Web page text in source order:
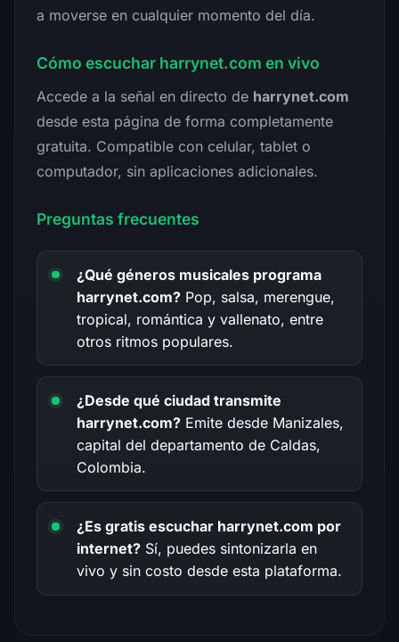
a moverse en cualquier momento del día.
Cómo escuchar harrynet.com en vivo
Accede a la señal en directo de harrynet.com
desde esta página de forma completamente
gratuita. Compatible con celular, tablet o
computador, sin aplicaciones adicionales.
Preguntas frecuentes
¿Qué géneros musicales programa
harrynet.com? Pop, salsa, merengue,
tropical, romántica y vallenato, entre
otros ritmos populares.
¿Desde qué ciudad transmite
harrynet.com? Emite desde Manizales,
capital del departamento de Caldas,
Colombia.
¿Es gratis escuchar harrynet.com por
internet? Sí, puedes sintonizarla en
vivo y sin costo desde esta plataforma.